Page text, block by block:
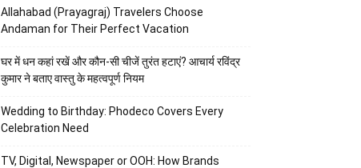
Allahabad (Prayagraj) Travelers Choose
Andaman for Their Perfect Vacation
घर में धन कहां रखें और कौन-सी चीजें तुरंत हटाएं? आचार्य रविंद्र
कुमार ने बताए वास्तु के महत्वपूर्ण नियम
Wedding to Birthday: Phodeco Covers Every
Celebration Need
TV, Digital, Newspaper or OOH: How Brands